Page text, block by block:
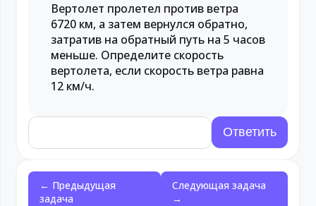
Вертолет пролетел против ветра
6720 км, а затем вернулся обратно,
затратив на обратный путь на 5 часов
меньше. Определите скорость
вертолета, если скорость ветра равна
12 км/ч.
← Предыдущая
задача
Следующая задача
→